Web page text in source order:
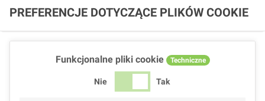
PREFERENCJE DOTYCZĄCE PLIKÓW COOKIE
Funkcjonalne pliki cookie Techniczne
Nie Tak